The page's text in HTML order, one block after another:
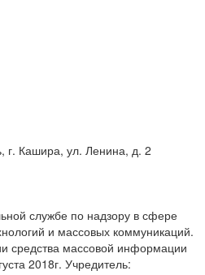
г. Кашира, ул. Ленина, д. 2
службе по надзору в сфере
и массовых коммуникаций.
средства массовой информации
2018г. Учредитель: